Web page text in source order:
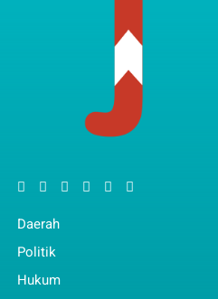
Daerah
Politik
Hukum